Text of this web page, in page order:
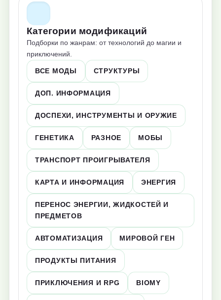
Категории модификаций
Подборки по жанрам: от технологий до магии и
приключений.
ВСЕ МОДЫ СТРУКТУРЫ
ДОП. ИНФОРМАЦИЯ
ДОСПЕХИ, ИНСТРУМЕНТЫ И ОРУЖИЕ
ГЕНЕТИКА РАЗНОЕ МОБЫ
ТРАНСПОРТ ПРОИГРЫВАТЕЛЯ
КАРТА И ИНФОРМАЦИЯ ЭНЕРГИЯ
ПЕРЕНОС ЭНЕРГИИ, ЖИДКОСТЕЙ И
ПРЕДМЕТОВ
АВТОМАТИЗАЦИЯ МИРОВОЙ ГЕН
ПРОДУКТЫ ПИТАНИЯ
ПРИКЛЮЧЕНИЯ И RPG BIOMY